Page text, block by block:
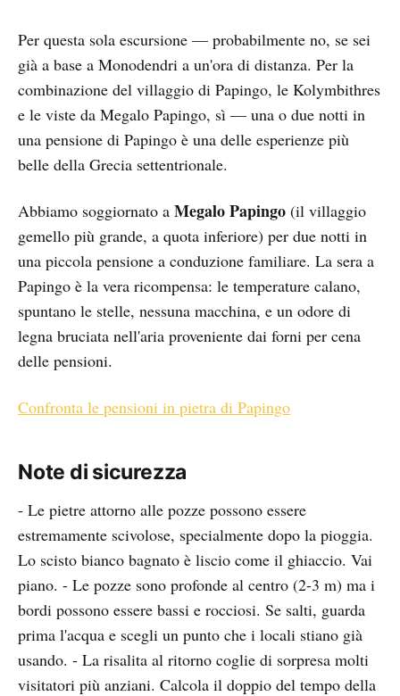
Per questa sola escursione — probabilmente no, se sei
già a base a Monodendri a un'ora di distanza. Per la
combinazione del villaggio di Papingo, le Kolymbithres
e le viste da Megalo Papingo, sì — una o due notti in
una pensione di Papingo è una delle esperienze più
belle della Grecia settentrionale.
Abbiamo soggiornato a Megalo Papingo (il villaggio
gemello più grande, a quota inferiore) per due notti in
una piccola pensione a conduzione familiare. La sera a
Papingo è la vera ricompensa: le temperature calano,
spuntano le stelle, nessuna macchina, e un odore di
legna bruciata nell'aria proveniente dai forni per cena
delle pensioni.
Confronta le pensioni in pietra di Papingo
Note di sicurezza
- Le pietre attorno alle pozze possono essere
estremamente scivolose, specialmente dopo la pioggia.
Lo scisto bianco bagnato è liscio come il ghiaccio. Vai
piano. - Le pozze sono profonde al centro (2-3 m) ma i
bordi possono essere bassi e rocciosi. Se salti, guarda
prima l'acqua e scegli un punto che i locali stiano già
usando. - La risalita al ritorno coglie di sorpresa molti
visitatori più anziani. Calcola il doppio del tempo della